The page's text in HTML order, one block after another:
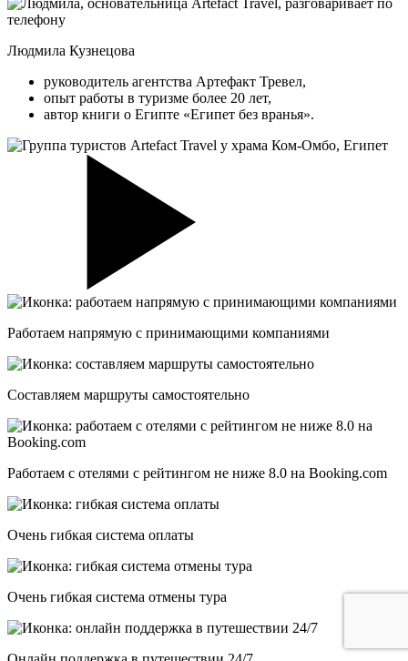
Людмила Кузнецова
руководитель агентства Артефакт Тревел,
опыт работы в туризме более 20 лет,
автор книги о Египте «Египет без вранья».
Работаем напрямую с принимающими компаниями
Составляем маршруты самостоятельно
Работаем с отелями с рейтингом не ниже 8.0 на Booking.com
Очень гибкая система оплаты
Очень гибкая система отмены тура